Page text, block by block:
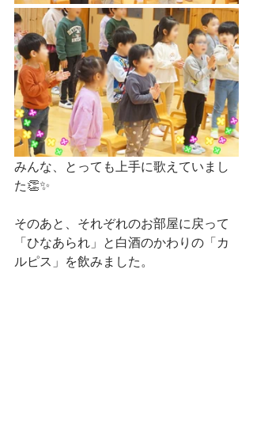
みんな、とっても上手に歌えていまし
た👏✨
そのあと、それぞれのお部屋に戻って
「ひなあられ」と白酒のかわりの「カ
ルピス」を飲みました。